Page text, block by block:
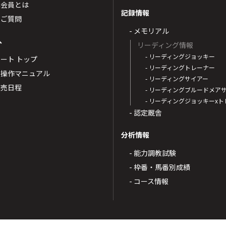
員とは
質問
ト トップ
作マニュアル
日程
記録情報
- メモリアル
リーディング情報
- リーディングジョッキー
- リーディングトレーナー
- リーディングサイアー
- リーディングブルードメア
- リーディングジョッキーxト
- 認定厩舎
分析情報
- 能力調教試験
- 枠番・馬番別成績
- コース情報